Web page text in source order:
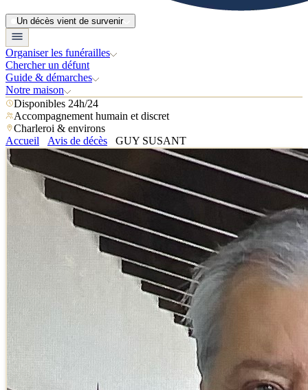
Un décès vient de survenir
Organiser les funérailles
Chercher un défunt
Guide & démarches
Notre maison
Disponibles 24h/24
Accompagnement humain et discret
Charleroi & environs
Accueil
Avis de décès GUY SUSANT